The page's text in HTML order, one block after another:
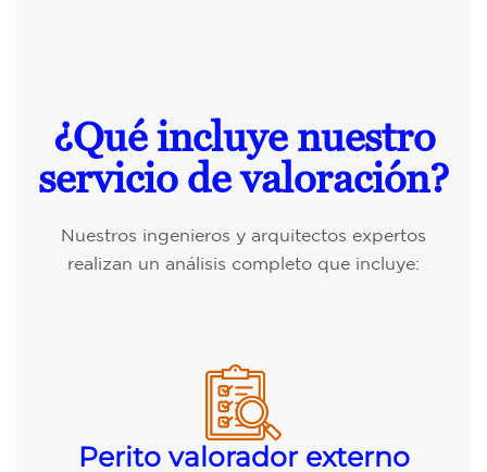
¿Qué incluye nuestro
servicio de valoración?
Nuestros ingenieros y arquitectos expertos
realizan un análisis completo que incluye:
Perito valorador externo